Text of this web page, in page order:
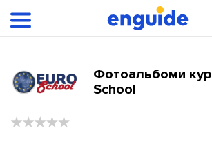
Фотоальбоми
School